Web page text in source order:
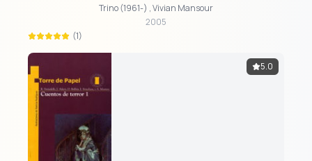
Trino (1961-) ,Vivian Mansour
2005
(1)
5.0